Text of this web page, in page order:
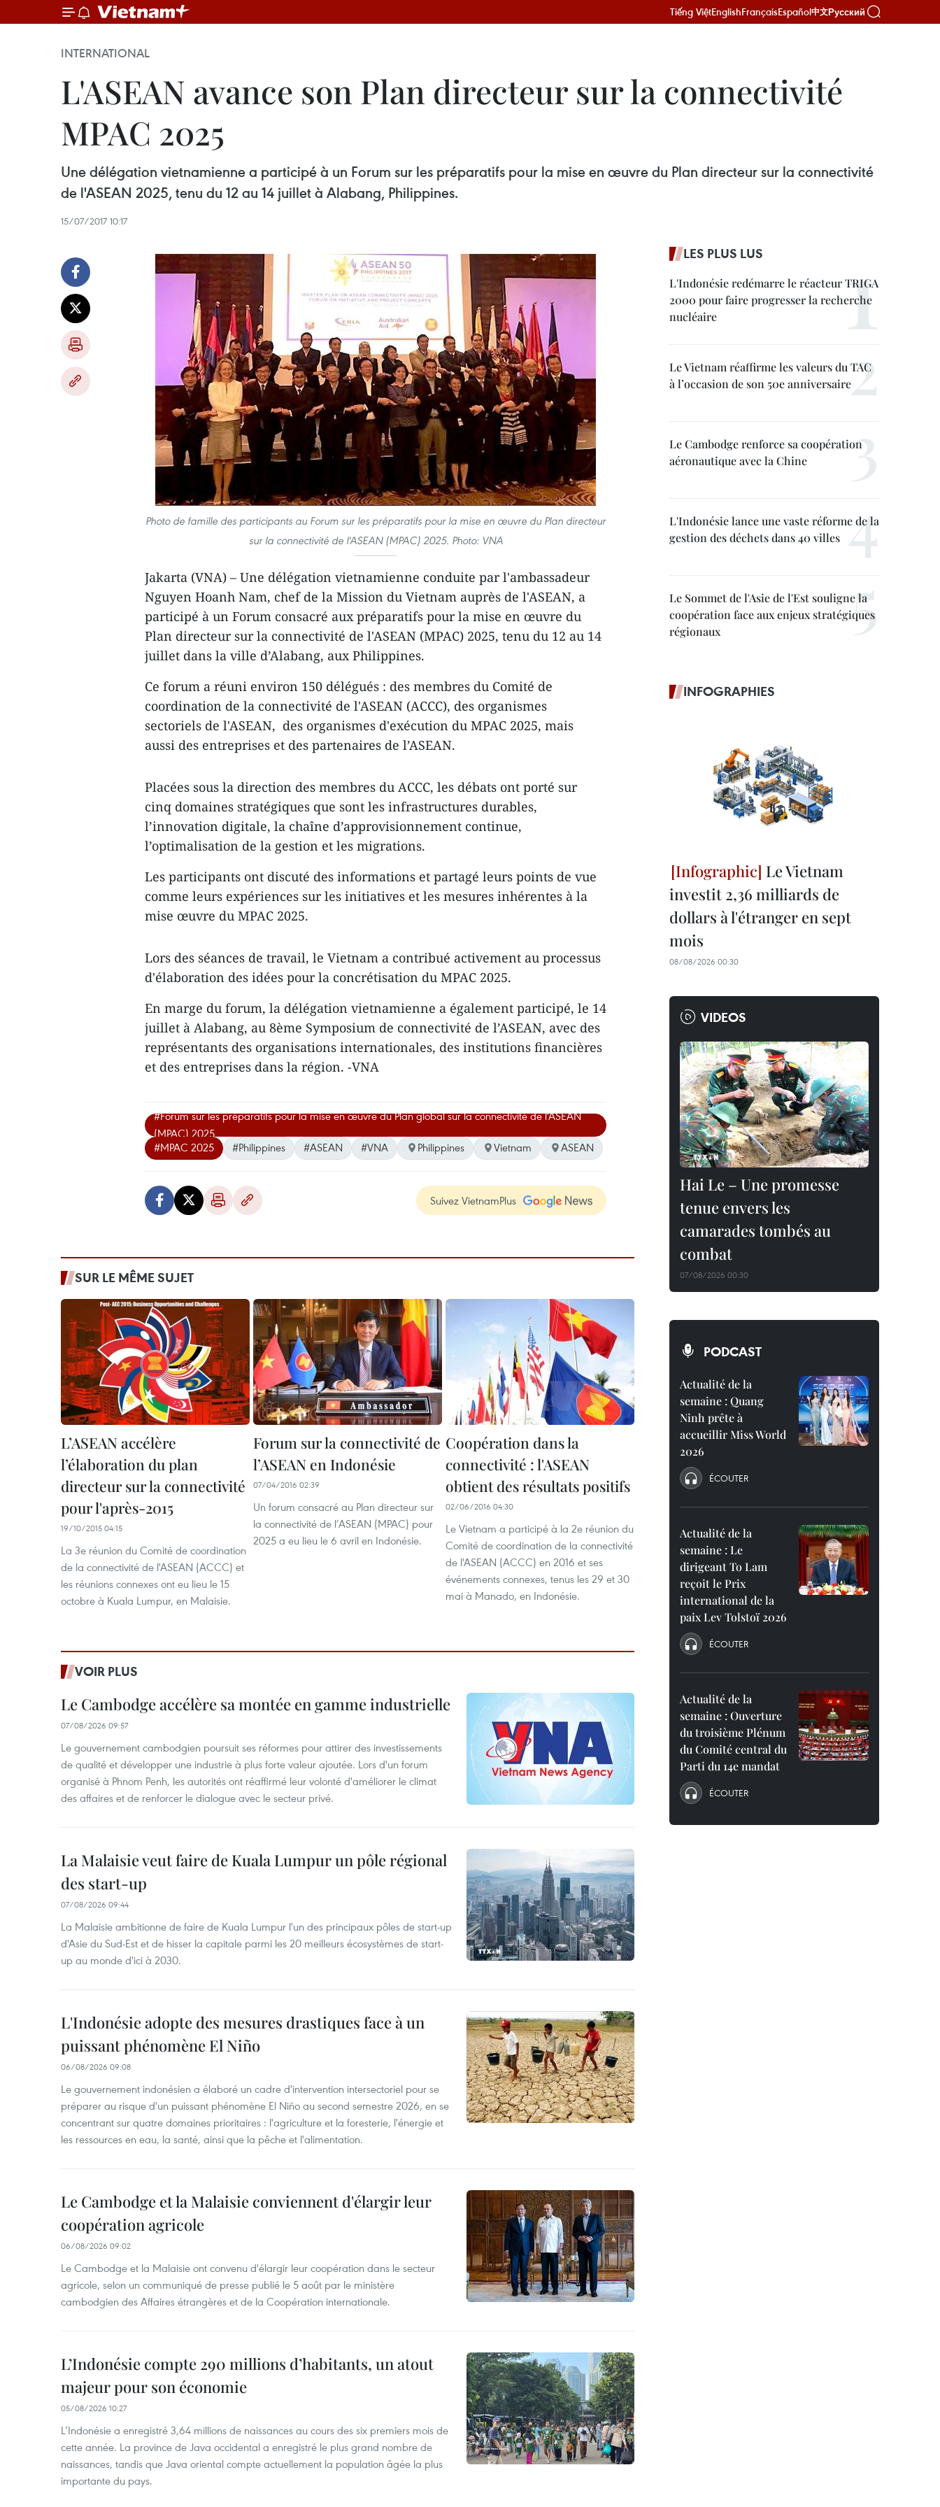
Tiếng ViệtEnglishFrançaisEspañol中文Русский
INTERNATIONAL
L'ASEAN avance son Plan directeur sur la connectivité
MPAC 2025
Une délégation vietnamienne a participé à un Forum sur les préparatifs pour la mise en œuvre du Plan directeur sur la connectivité
de l'ASEAN 2025, tenu du 12 au 14 juillet à Alabang, Philippines.
15/07/2017 10:17
Photo de famille des participants au Forum sur les préparatifs pour la mise en œuvre du Plan ​directeur
sur la connectivité de l'ASEAN (MPAC) 2025. Photo: VNA
Jakarta (VNA) – Une délégation vietnamienne conduite par l'ambassadeur
Nguyen Hoanh Nam, chef de la Mission du Vietnam auprès de l'ASEAN, a
participé à un Forum ​consacré aux préparatifs pour la mise en œuvre du
Plan ​directeur sur la connectivité de l'ASEAN (MPAC) 2025, tenu du 12 au 14
juillet dans la ville d’Alabang, aux Philippines.
Ce forum a réuni environ 150 délégués : des membres du Comité de
coordination de la connectivité de l'ASEAN (ACCC), des organismes
sectoriels de l'ASEAN, des organismes d'exécution du MPAC 2025, mais
aussi des entreprises et des partenaires de l’ASEAN.
Placées sous la direction des membres du ACCC, les débats ont porté sur
cinq domaines stratégiques que sont les infrastructures durables,
l’innovation digitale, la chaîne d’approvisionnement continue,
l’optimalisation de la gestion et les migrations.
Les participants ont discuté des informations et partagé leurs points de vue
comme leurs expériences sur les initiatives et les mesures inhérentes à la
mise œuvre du MPAC 2025.
Lors des séances de travail, le Vietnam a contribué activement au processus
d'élaboration des idées pour la concrétisation du MPAC 2025.
En marge du forum, la délégation vietnamienne a également participé, le 14
juillet à Alabang, au 8ème Symposium de connectivité de l’ASEAN, ​avec des
représentants des organisations internationales, des institutions financières
et des entreprises dans la région. -VNA
#Forum sur les préparatifs pour la mise en œuvre du Plan global sur la connectivité de l'ASEAN
(MPAC) 2025
#MPAC 2025
#Philippines #ASEAN #VNA Philippines Vietnam ASEAN
Suivez VietnamPlus
SUR LE MÊME SUJET
L’ASEAN accélère
l’élaboration du plan
directeur sur la connectivité
pour l'après-2015
19/10/2015 04:15
La 3e réunion du Comité de coordination
de la connectivité de l'ASEAN (ACCC) et
les réunions connexes ont eu lieu le 15
octobre à Kuala Lumpur, en Malaisie.
Forum sur la connectivité de
l’ASEAN en Indonésie
07/04/2016 02:39
Un forum consacré au Plan directeur sur
la connectivité de l’ASEAN (MPAC) pour
2025 a eu lieu le 6 avril en Indonésie.
Coopération dans la
connectivité : l'ASEAN
obtient des résultats positifs
02/06/2016 04:30
Le Vietnam a participé à la 2e réunion du
Comité de coordination de la connectivité
de l'ASEAN (ACCC) en 2016 et ses
événements connexes, tenus les 29 et 30
mai à Manado, en Indonésie.
VOIR PLUS
Le Cambodge accélère sa montée en gamme industrielle
07/08/2026 09:57
Le gouvernement cambodgien poursuit ses réformes pour attirer des investissements
de qualité et développer une industrie à plus forte valeur ajoutée. Lors d'un forum
organisé à Phnom Penh, les autorités ont réaffirmé leur volonté d'améliorer le climat
des affaires et de renforcer le dialogue avec le secteur privé.
La Malaisie veut faire de Kuala Lumpur un pôle régional
des start-up
07/08/2026 09:44
La Malaisie ambitionne de faire de Kuala Lumpur l'un des principaux pôles de start-up
d'Asie du Sud-Est et de hisser la capitale parmi les 20 meilleurs écosystèmes de start-
up au monde d'ici à 2030.
L'Indonésie adopte des mesures drastiques face à un
puissant phénomène El Niño
06/08/2026 09:08
Le gouvernement indonésien a élaboré un cadre d'intervention intersectoriel pour se
préparer au risque d'un puissant phénomène El Niño au second semestre 2026, en se
concentrant sur quatre domaines prioritaires : l'agriculture et la foresterie, l'énergie et
les ressources en eau, la santé, ainsi que la pêche et l'alimentation.
Le Cambodge et la Malaisie conviennent d'élargir leur
coopération agricole
06/08/2026 09:02
Le Cambodge et la Malaisie ont convenu d'élargir leur coopération dans le secteur
agricole, selon un communiqué de presse publié le 5 août par le ministère
cambodgien des Affaires étrangères et de la Coopération internationale.
L’Indonésie compte 290 millions d’habitants, un atout
majeur pour son économie
05/08/2026 10:27
L’Indonésie a enregistré 3,64 millions de naissances au cours des six premiers mois de
cette année. La province de Java occidental a enregistré le plus grand nombre de
naissances, tandis que Java oriental compte actuellement la population âgée la plus
importante du pays.
LES PLUS LUS
L'Indonésie redémarre le réacteur TRIGA
2000 pour faire progresser la recherche
nucléaire
Le Vietnam réaffirme les valeurs du TAC
à l’occasion de son 50e anniversaire
Le Cambodge renforce sa coopération
aéronautique avec la Chine
L'Indonésie lance une vaste réforme de la
gestion des déchets dans 40 villes
Le Sommet de l'Asie de l'Est souligne la
coopération face aux enjeux stratégiques
régionaux
INFOGRAPHIES
Le Vietnam
investit 2,36 milliards de
dollars à l'étranger en sept
mois
08/08/2026 00:30
VIDEOS
Hai Le – Une promesse
tenue envers les
camarades tombés au
combat
07/08/2026 00:30
PODCAST
Actualité de la
semaine : Quang
Ninh prête à
accueillir Miss World
2026
ÉCOUTER
Actualité de la
semaine : Le
dirigeant To Lam
reçoit le Prix
international de la
paix Lev Tolstoï 2026
ÉCOUTER
Actualité de la
semaine : Ouverture
du troisième Plénum
du Comité central du
Parti du 14e mandat
ÉCOUTER